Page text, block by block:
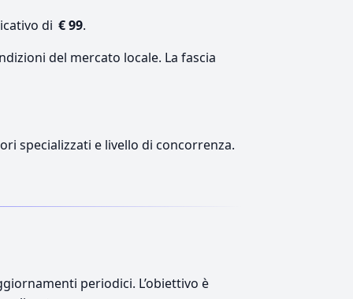
di € 99.
del mercato locale. La fascia
specializzati e livello di concorrenza.
periodici. L’obiettivo è